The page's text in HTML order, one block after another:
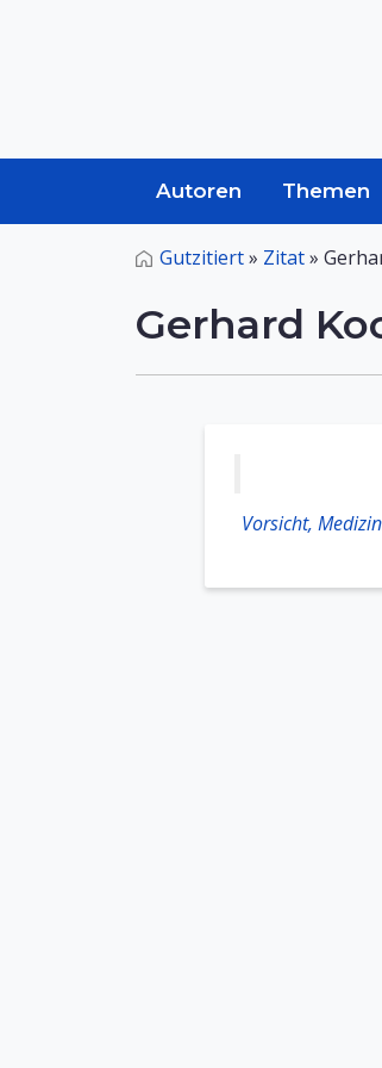
Autoren Themen
Gutzitiert» Zitat»
Gerhard
Vorsicht,